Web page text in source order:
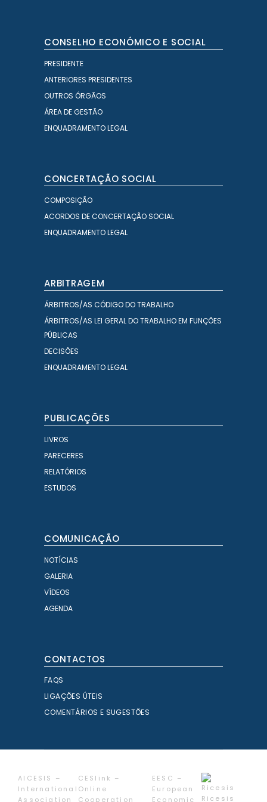
CONSELHO ECONÓMICO E SOCIAL
PRESIDENTE
ANTERIORES PRESIDENTES
OUTROS ÓRGÃOS
ÁREA DE GESTÃO
ENQUADRAMENTO LEGAL
CONCERTAÇÃO SOCIAL
COMPOSIÇÃO
ACORDOS DE CONCERTAÇÃO SOCIAL
ENQUADRAMENTO LEGAL
ARBITRAGEM
ÁRBITROS/AS CÓDIGO DO TRABALHO
ÁRBITROS/AS LEI GERAL DO TRABALHO EM FUNÇÕES
PÚBLICAS
DECISÕES
ENQUADRAMENTO LEGAL
PUBLICAÇÕES
LIVROS
PARECERES
RELATÓRIOS
ESTUDOS
COMUNICAÇÃO
NOTÍCIAS
GALERIA
VÍDEOS
AGENDA
CONTACTOS
FAQS
LIGAÇÕES ÚTEIS
COMENTÁRIOS E SUGESTÕES
AICESIS –
International
Association
CESlink –
Online
Cooperation
EESC –
European
Economic
Ricesis